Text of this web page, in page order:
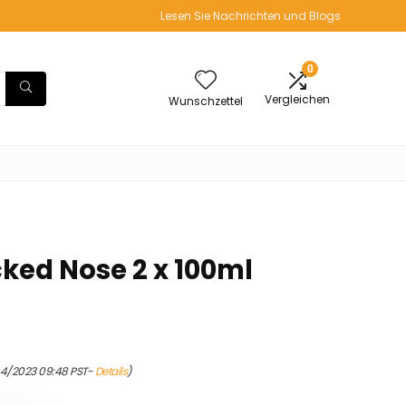
Lesen Sie Nachrichten und Blogs
Wunschzettel
0
Vergleichen
Nose 2 x 100ml
2023 09:48 PST-Details)